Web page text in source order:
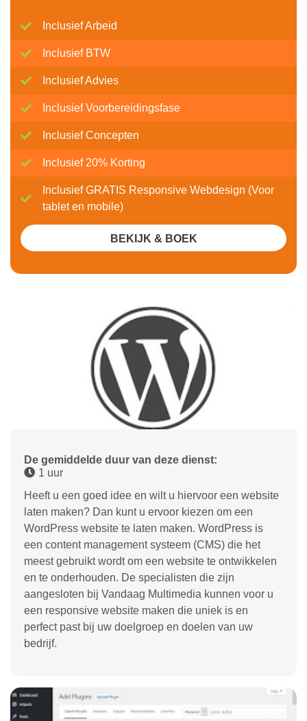
De gemiddelde duur van deze dienst:
1 uur
Heeft u een goed idee en wilt u hiervoor een website
laten maken? Dan kunt u ervoor kiezen om een
WordPress website te laten maken. WordPress is
een content management systeem (CMS) die het
meest gebruikt wordt om een website te ontwikkelen
en te onderhouden. De specialisten die zijn
aangesloten bij Vandaag Multimedia kunnen voor u
een responsive website maken die uniek is en
perfect past bij uw doelgroep en doelen van uw
bedrijf.
Inclusief Arbeid
Inclusief BTW
Inclusief Advies
Inclusief Voorbereidingsfase
Inclusief Concepten
Inclusief 20% Korting
Inclusief GRATIS Responsive Webdesign (Voor
tablet en mobile)
BEKIJK & BOEK